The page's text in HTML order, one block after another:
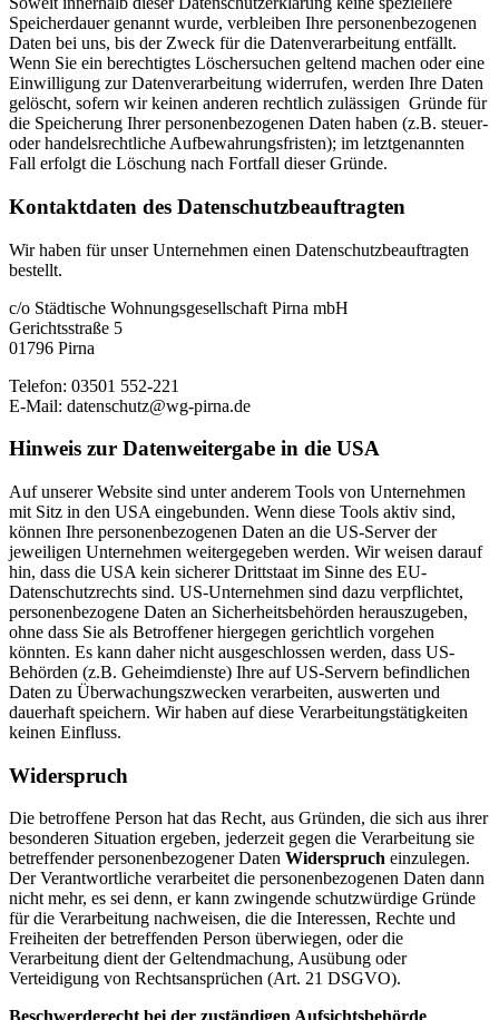
Speicherdauer genannt wurde, verbleiben Ihre personenbezogenen
Daten bei uns, bis der Zweck für die Datenverarbeitung entfällt.
Wenn Sie ein berechtigtes Löschersuchen geltend machen oder eine
Einwilligung zur Datenverarbeitung widerrufen, werden Ihre Daten
gelöscht, sofern wir keinen anderen rechtlich zulässigen Gründe für
die Speicherung Ihrer personenbezogenen Daten haben (z.B. steuer-
oder handelsrechtliche Aufbewahrungsfristen); im letztgenannten
Fall erfolgt die Löschung nach Fortfall dieser Gründe.
Kontaktdaten des Datenschutz­beauftragten
Wir haben für unser Unternehmen einen Datenschutzbeauftragten
bestellt.
c/o Städtische Wohnungsgesellschaft Pirna mbH
Gerichtsstraße 5
01796 Pirna
Telefon: 03501 552-221
E-Mail: datenschutz@wg-pirna.de
Hinweis zur Datenweitergabe in die USA
Auf unserer Website sind unter anderem Tools von Unternehmen
mit Sitz in den USA eingebunden. Wenn diese Tools aktiv sind,
können Ihre personenbezogenen Daten an die US-Server der
jeweiligen Unternehmen weitergegeben werden. Wir weisen darauf
hin, dass die USA kein sicherer Drittstaat im Sinne des EU-
Datenschutzrechts sind. US-Unternehmen sind dazu verpflichtet,
personenbezogene Daten an Sicherheitsbehörden herauszugeben,
ohne dass Sie als Betroffener hiergegen gerichtlich vorgehen
könnten. Es kann daher nicht ausgeschlossen werden, dass US-
Behörden (z.B. Geheimdienste) Ihre auf US-Servern befindlichen
Daten zu Überwachungszwecken verarbeiten, auswerten und
dauerhaft speichern. Wir haben auf diese Verarbeitungstätigkeiten
keinen Einfluss.
Widerspruch
Die betroffene Person hat das Recht, aus Gründen, die sich aus ihrer
besonderen Situation ergeben, jederzeit gegen die Verarbeitung sie
betreffender personenbezogener Daten Widerspruch einzulegen.
Der Verantwortliche verarbeitet die personenbezogenen Daten dann
nicht mehr, es sei denn, er kann zwingende schutzwürdige Gründe
für die Verarbeitung nachweisen, die die Interessen, Rechte und
Freiheiten der betreffenden Person überwiegen, oder die
Verarbeitung dient der Geltendmachung, Ausübung oder
Verteidigung von Rechtsansprüchen (Art. 21 DSGVO).